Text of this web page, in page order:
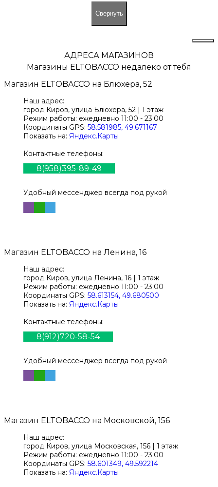
Свернуть
АДРЕСА МАГАЗИНОВ
Магазины ELTOBACCO недалеко от тебя
Магазин ELTOBACCO на Блюхера, 52
Наш адрес:
город Киров, улица Блюхера, 52 | 1 этаж
Режим работы: ежедневно 11:00 - 23:00
Координаты GPS: 58.581985, 49.671167
Показать на: Яндекс.Карты
Контактные телефоны:
8(958)395-89-49
Удобный мессенджер всегда под рукой
Магазин ELTOBACCO на Ленина, 16
Наш адрес:
город Киров, улица Ленина, 16 | 1 этаж
Режим работы: ежедневно 11:00 - 23:00
Координаты GPS: 58.613154, 49.680500
Показать на: Яндекс.Карты
Контактные телефоны:
8(912)720-58-54
Удобный мессенджер всегда под рукой
Магазин ELTOBACCO на Московской, 156
Наш адрес:
город Киров, улица Московская, 156 | 1 этаж
Режим работы: ежедневно 11:00 - 23:00
Координаты GPS: 58.601349, 49.592214
Показать на: Яндекс.Карты